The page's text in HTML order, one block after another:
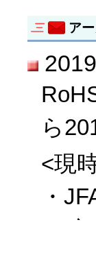
ア
ら
<現
・